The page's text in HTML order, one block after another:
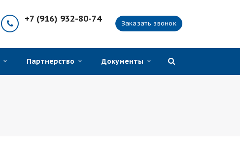
Заказать звонок
+7 (916) 932-80-74
Партнерство Документы